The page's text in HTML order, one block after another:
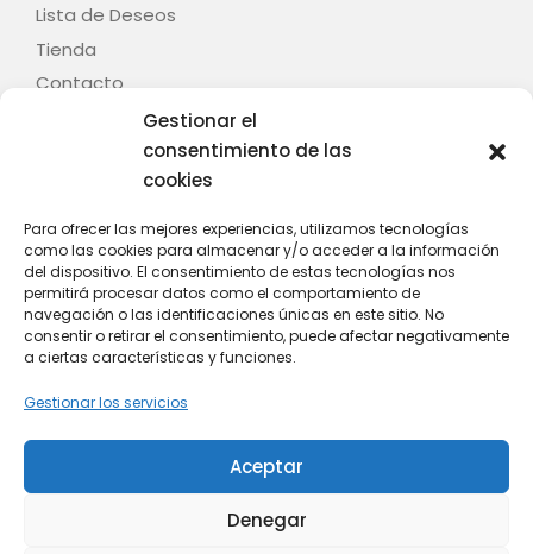
Gestionar el
consentimiento de las
cookies
Para ofrecer las mejores experiencias, utilizamos tecnologías
como las cookies para almacenar y/o acceder a la información
del dispositivo. El consentimiento de estas tecnologías nos
permitirá procesar datos como el comportamiento de
navegación o las identificaciones únicas en este sitio. No
consentir o retirar el consentimiento, puede afectar negativamente
a ciertas características y funciones.
Gestionar los servicios
Aceptar
Denegar
Lista de Deseos
Tienda
Contacto
Términos y condiciones
Política de privacidad
Política de cookies (UE)
Contacto
Email: info@mitania.com